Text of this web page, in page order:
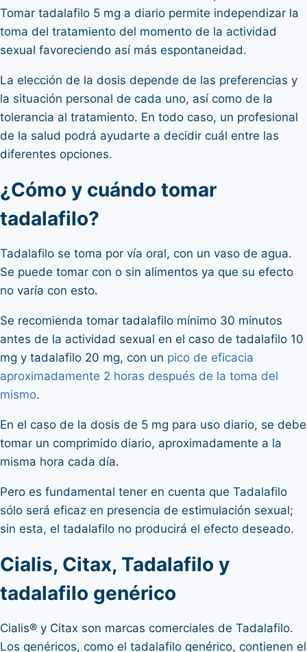
Tomar tadalafilo 5 mg a diario permite independizar la
toma del tratamiento del momento de la actividad
sexual favoreciendo así más espontaneidad.
La elección de la dosis depende de las preferencias y
la situación personal de cada uno, así como de la
tolerancia al tratamiento. En todo caso, un profesional
de la salud podrá ayudarte a decidir cuál entre las
diferentes opciones.
¿Cómo y cuándo tomar
tadalafilo?
Tadalafilo se toma por vía oral, con un vaso de agua.
Se puede tomar con o sin alimentos ya que su efecto
no varía con esto.
Se recomienda tomar tadalafilo mínimo 30 minutos
antes de la actividad sexual en el caso de tadalafilo 10
mg y tadalafilo 20 mg, con un pico de eficacia
aproximadamente 2 horas después de la toma del
mismo.
En el caso de la dosis de 5 mg para uso diario, se debe
tomar un comprimido diario, aproximadamente a la
misma hora cada día.
Pero es fundamental tener en cuenta que Tadalafilo
sólo será eficaz en presencia de estimulación sexual;
sin esta, el tadalafilo no producirá el efecto deseado.
Cialis, Citax, Tadalafilo y
tadalafilo genérico
Cialis® y Citax son marcas comerciales de Tadalafilo.
Los genéricos, como el tadalafilo genérico, contienen el